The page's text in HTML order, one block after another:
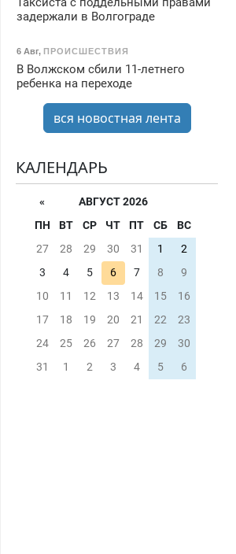
задержали в Волгограде
6 Авг, ПРОИСШЕСТВИЯ
В Волжском сбили 11-летнего
ребенка на переходе
вся новостная лента
КАЛЕНДАРЬ
«
АВГУСТ 2026
ПН
ВТ СР ЧТ ПТ СБ
ВС
27
28 29 30 31 1
2
3
4 5 6 7 8
9
10
11 12 13 14 15
16
17
18 19 20 21 22
23
24
25 26 27 28 29
30
31
1 2 3 4 5 6